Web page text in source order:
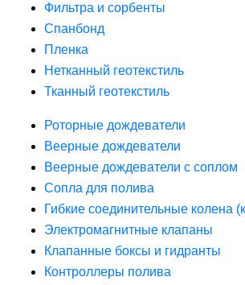
Фильтра и сорбенты
Спанбонд
Пленка
Нетканный геотекстиль
Тканный геотекстиль
Роторные дождеватели
Веерные дождеватели
Веерные дождеватели с соплом
Сопла для полива
Гибкие соединительные колена
Электромагнитные клапаны
Клапанные боксы и гидранты
Контроллеры полива